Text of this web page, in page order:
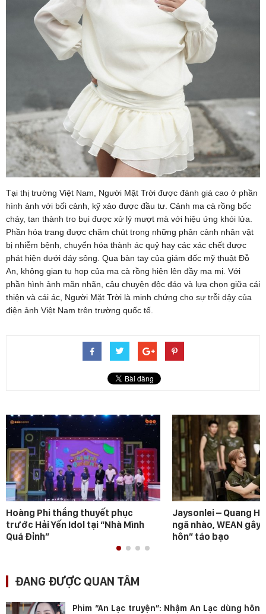
Tại thị trường Việt Nam, Người Mặt Trời được đánh giá cao ở phần
hình ảnh với bối cảnh, kỹ xảo được đầu tư. Cảnh ma cà rồng bốc
cháy, tan thành tro bụi được xử lý mượt mà với hiệu ứng khói lửa.
Phần hóa trang được chăm chút trong những phân cảnh nhân vật
bị nhiễm bệnh, chuyển hóa thành ác quỷ hay các xác chết được
phát hiện dưới đáy sông. Qua bàn tay của giám đốc mỹ thuật Đỗ
An, không gian tụ họp của ma cà rồng hiện lên đầy ma mị. Với
phần hình ảnh mãn nhãn, câu chuyện độc đáo và lựa chọn giữa cái
thiện và cái ác, Người Mặt Trời là minh chứng cho sự trỗi dậy của
điện ảnh Việt Nam trên trường quốc tế.
Hoàng Phi thắng thuyết phục
trước Hải Yến Idol tại “Nhà Mình
Quá Đỉnh”
Jaysonlei – Quang
ngã nhào, WEAN gây
hôn” táo bạo
ĐANG ĐƯỢC QUAN TÂM
Phim “An Lạc truyện”: Nhậm An Lạc dùng hôn